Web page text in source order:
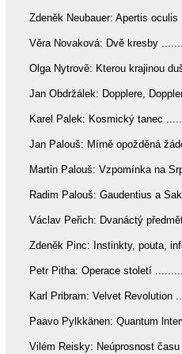
Zdeněk Neubauer: Apertis
Věra Novaková: Dvě kresby
Olga Nytrově: Kterou krajinou
Jan Obdržálek: Dopplere,
Karel Palek: Kosmický tanec
Jan Palouš: Mírně opožděná
Martin Palouš: Vzpomínka na
Radim Palouš: Gaudentius a
Václav Peřich: Dvanáctý
Zdeněk Pinc: Instinkty, pouta,
Petr Pitha: Operace století
Karl Pribram: Velvet Revolution
Paavo Pylkkänen: Quantum
Vilém Reisky: Neúprosnost